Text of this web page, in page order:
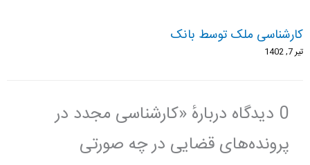
کارشناسی ملک توسط بانک
تیر 7, 1402
0 دیدگاه دربارهٔ «کارشناسی مجدد در
پرونده‌های قضایی در چه صورتی